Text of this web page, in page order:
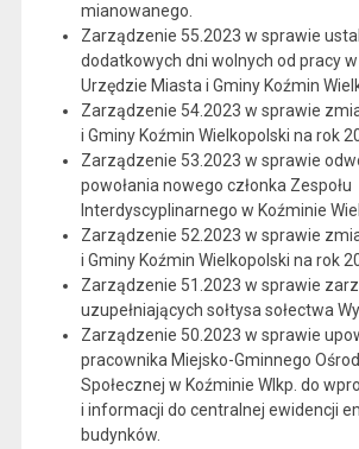
mianowanego.
Zarządzenie 55.2023 w sprawie
dodatkowych dni wolnych od pracy
Urzędzie Miasta i Gminy Koźmin
Zarządzenie 54.2023 w sprawie
i Gminy Koźmin Wielkopolski na rok
Zarządzenie 53.2023 w sprawie
powołania nowego członka Zespołu
Interdyscyplinarnego w Koźminie
Zarządzenie 52.2023 w sprawie
i Gminy Koźmin Wielkopolski na rok
Zarządzenie 51.2023 w sprawie
uzupełniających sołtysa sołectwa
Zarządzenie 50.2023 w sprawie
pracownika Miejsko-Gminnego
Społecznej w Koźminie Wlkp. do
i informacji do centralnej ewidencji
budynków.